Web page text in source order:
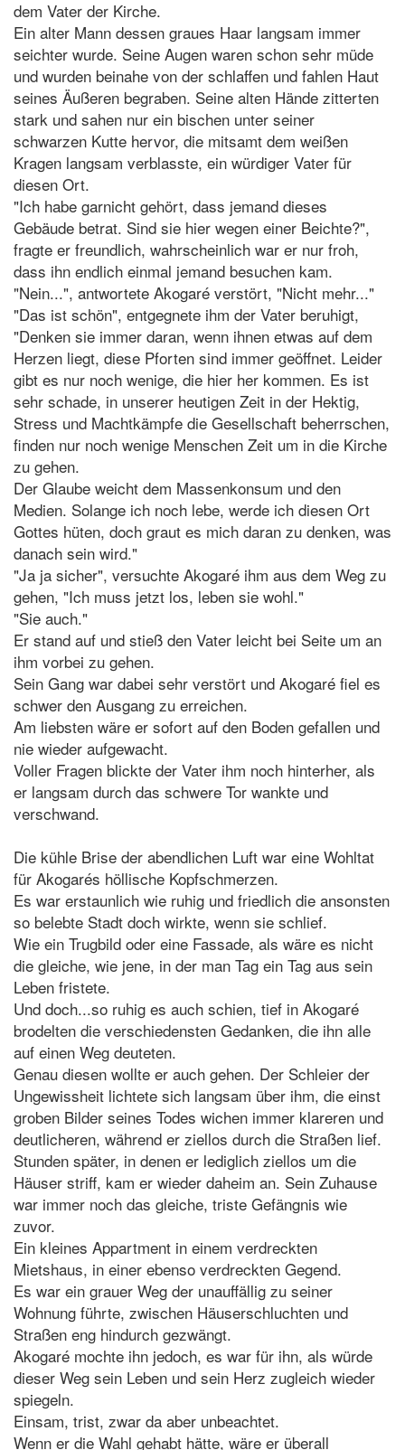
dem Vater der Kirche.
Ein alter Mann dessen graues Haar langsam immer
seichter wurde. Seine Augen waren schon sehr müde
und wurden beinahe von der schlaffen und fahlen Haut
seines Äußeren begraben. Seine alten Hände zitterten
stark und sahen nur ein bischen unter seiner
schwarzen Kutte hervor, die mitsamt dem weißen
Kragen langsam verblasste, ein würdiger Vater für
diesen Ort.
"Ich habe garnicht gehört, dass jemand dieses
Gebäude betrat. Sind sie hier wegen einer Beichte?",
fragte er freundlich, wahrscheinlich war er nur froh,
dass ihn endlich einmal jemand besuchen kam.
"Nein...", antwortete Akogaré verstört, "Nicht mehr..."
"Das ist schön", entgegnete ihm der Vater beruhigt,
"Denken sie immer daran, wenn ihnen etwas auf dem
Herzen liegt, diese Pforten sind immer geöffnet. Leider
gibt es nur noch wenige, die hier her kommen. Es ist
sehr schade, in unserer heutigen Zeit in der Hektig,
Stress und Machtkämpfe die Gesellschaft beherrschen,
finden nur noch wenige Menschen Zeit um in die Kirche
zu gehen.
Der Glaube weicht dem Massenkonsum und den
Medien. Solange ich noch lebe, werde ich diesen Ort
Gottes hüten, doch graut es mich daran zu denken, was
danach sein wird."
"Ja ja sicher", versuchte Akogaré ihm aus dem Weg zu
gehen, "Ich muss jetzt los, leben sie wohl."
"Sie auch."
Er stand auf und stieß den Vater leicht bei Seite um an
ihm vorbei zu gehen.
Sein Gang war dabei sehr verstört und Akogaré fiel es
schwer den Ausgang zu erreichen.
Am liebsten wäre er sofort auf den Boden gefallen und
nie wieder aufgewacht.
Voller Fragen blickte der Vater ihm noch hinterher, als
er langsam durch das schwere Tor wankte und
verschwand.
Die kühle Brise der abendlichen Luft war eine Wohltat
für Akogarés höllische Kopfschmerzen.
Es war erstaunlich wie ruhig und friedlich die ansonsten
so belebte Stadt doch wirkte, wenn sie schlief.
Wie ein Trugbild oder eine Fassade, als wäre es nicht
die gleiche, wie jene, in der man Tag ein Tag aus sein
Leben fristete.
Und doch...so ruhig es auch schien, tief in Akogaré
brodelten die verschiedensten Gedanken, die ihn alle
auf einen Weg deuteten.
Genau diesen wollte er auch gehen. Der Schleier der
Ungewissheit lichtete sich langsam über ihm, die einst
groben Bilder seines Todes wichen immer klareren und
deutlicheren, während er ziellos durch die Straßen lief.
Stunden später, in denen er lediglich ziellos um die
Häuser striff, kam er wieder daheim an. Sein Zuhause
war immer noch das gleiche, triste Gefängnis wie
zuvor.
Ein kleines Appartment in einem verdreckten
Mietshaus, in einer ebenso verdreckten Gegend.
Es war ein grauer Weg der unauffällig zu seiner
Wohnung führte, zwischen Häuserschluchten und
Straßen eng hindurch gezwängt.
Akogaré mochte ihn jedoch, es war für ihn, als würde
dieser Weg sein Leben und sein Herz zugleich wieder
spiegeln.
Einsam, trist, zwar da aber unbeachtet.
Wenn er die Wahl gehabt hätte, wäre er überall